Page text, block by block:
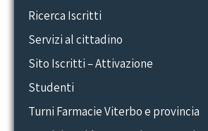
Ricerca Iscritti
Servizi al cittadino
Sito Iscritti – Attivazione
Studenti
Turni Farmacie Viterbo e provincia